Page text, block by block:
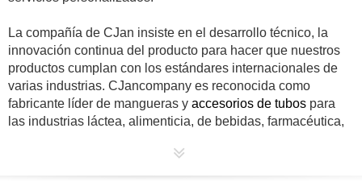
La compañía de CJan insiste en el desarrollo técnico, la
innovación continua del producto para hacer que nuestros
productos cumplan con los estándares internacionales de
varias industrias. CJancompany es reconocida como
fabricante líder de mangueras y accesorios de tubos para
las industrias láctea, alimenticia, de bebidas, farmacéutica,
parte de la naturaleza, nos comprometemos a crear
productos sanitarios y de seguridad para brindarles a todos